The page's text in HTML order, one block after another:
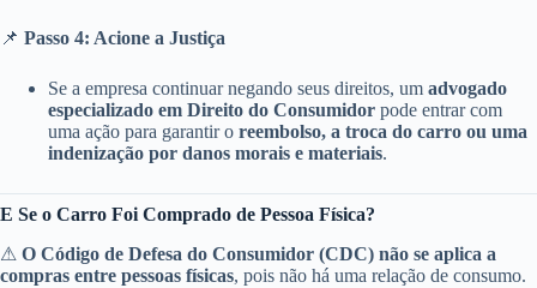
📌 Passo 4: Acione a Justiça
Se a empresa continuar negando seus direitos, um advogado
especializado em Direito do Consumidor pode entrar com
uma ação para garantir o reembolso, a troca do carro ou uma
indenização por danos morais e materiais.
E Se o Carro Foi Comprado de Pessoa Física?
⚠ O Código de Defesa do Consumidor (CDC) não se aplica a
compras entre pessoas físicas, pois não há uma relação de consumo.